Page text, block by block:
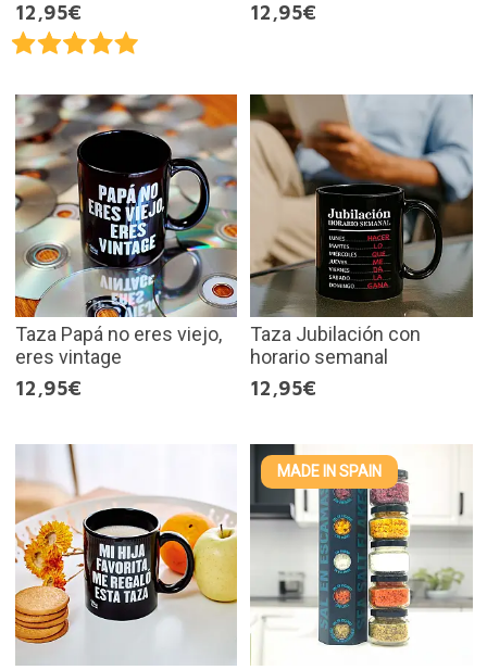
12,95€
12,95€
Taza Papá no eres viejo,
eres vintage
12,95€
Taza Jubilación con
horario semanal
12,95€
MADE IN SPAIN